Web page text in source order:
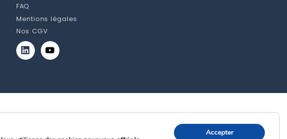
FAQ
Mentions légales
Nos CGV
Accepter